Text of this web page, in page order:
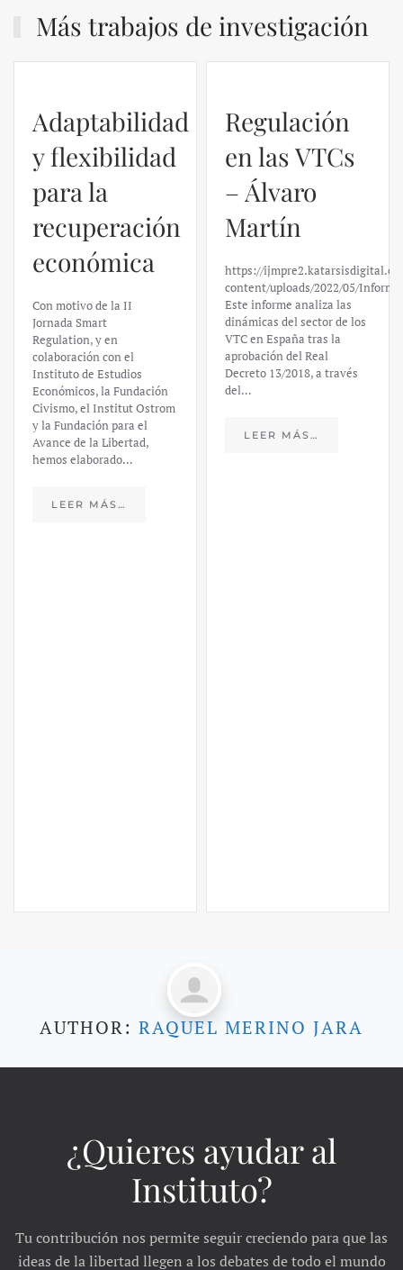
Más trabajos de investigación
Adaptabilidad
y flexibilidad
para la
recuperación
económica
Con motivo de la II
Jornada Smart
Regulation, y en
colaboración con el
Instituto de Estudios
Económicos, la Fundación
Civismo, el Institut Ostrom
y la Fundación para el
Avance de la Libertad,
hemos elaborado…
LEER MÁS…
Regulación
en las VTCs
– Álvaro
Martín
https://
content/uploads/2022/05/
Este informe analiza las
dinámicas del sector de los
VTC en España tras la
aprobación del Real
Decreto 13/2018, a través
del…
LEER MÁS…
AUTHOR: RAQUEL MERINO JARA
¿Quieres ayudar al
Instituto?
Tu contribución nos permite seguir creciendo para que las
ideas de la libertad llegen a los debates de todo el mundo